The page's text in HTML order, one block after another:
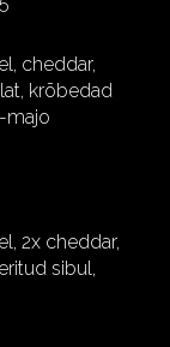
cheddar,
krõbedad
majo
2x cheddar,
sibul,